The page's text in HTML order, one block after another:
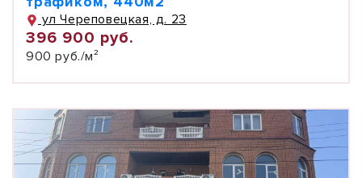
ул Череповецкая, д. 23
396 900 руб.
900 руб./м²